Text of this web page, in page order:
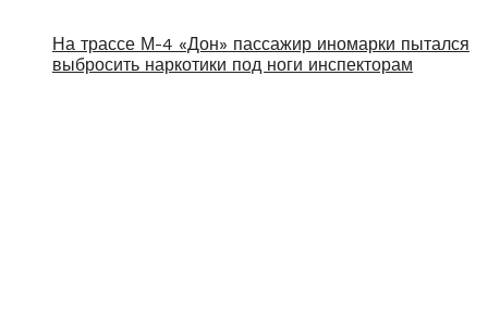
На трассе М-4 «Дон» пассажир иномарки пытался
выбросить наркотики под ноги инспекторам